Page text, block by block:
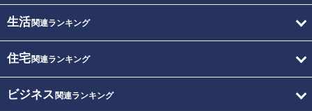
生活関連ランキング
住宅関連ランキング
ビジネス 関連ランキング